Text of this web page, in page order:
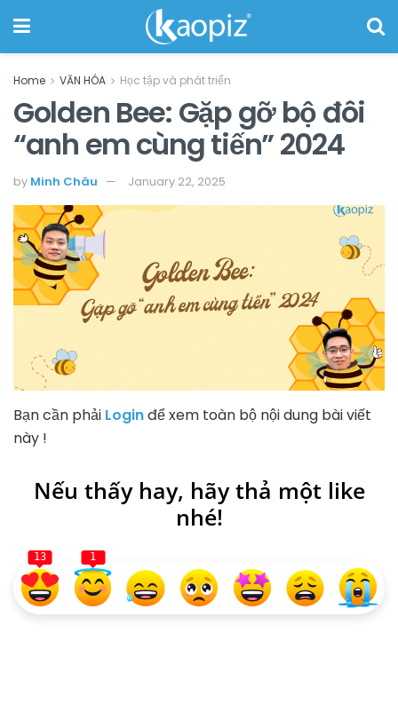
Home VĂN HÓA Học tập và phát triển
Golden Bee: Gặp gỡ bộ đôi
“anh em cùng tiến” 2024
by Minh Châu January 22, 2025
Bạn cần phải Loginđể xem toàn bộ nội dung bài viết
này !
Nếu thấy hay, hãy thả một like
nhé!
13 1